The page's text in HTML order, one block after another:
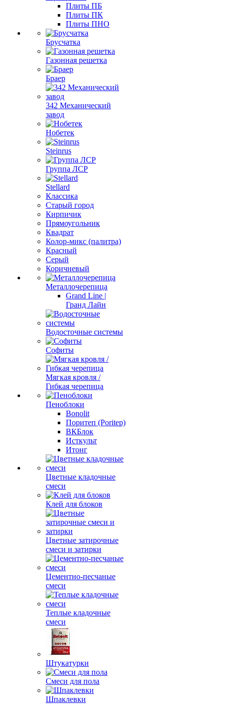
Плиты ПБ
Плиты ПК
Плиты ПНО
Брусчатка
Газонная решетка
Браер
342 Механический
завод
Нобетек
Steinrus
Группа ЛСР
Stellard
Классика
Старый город
Кирпичик
Прямоугольник
Квадрат
Колор-микс (палитра)
Красный
Серый
Коричневый
Металлочерепица
Grand Line |
Гранд Лайн
Водосточные системы
Софиты
Мягкая кровля /
Гибкая черепица
Пеноблоки
Bonolit
Поритеп (Poritep)
ВКБлок
Исткульт
Итонг
Цветные кладочные
смеси
Клей для блоков
Цветные затирочные
смеси и затирки
Цементно-песчаные
смеси
Теплые кладочные
смеси
Штукатурки
Смеси для пола
Шпаклевки